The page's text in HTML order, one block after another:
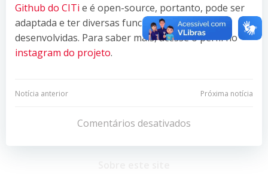
Github do CITi e é open-source, portanto, pode ser
adaptada e ter diversas funcionalidades
desenvolvidas. Para saber mais, acesse o perfil no
instagram do projeto.
Navegação
Post
Notícia anterior
Navegação
de
Post
Próxima notícia
Comentários desativados